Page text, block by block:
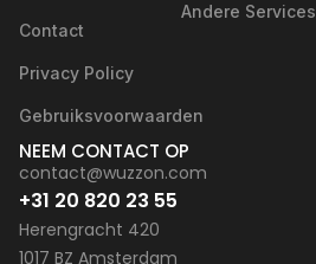
Contact
Privacy Policy
Gebruiksvoorwaarden
Andere Services
NEEM CONTACT OP
contact@wuzzon.com
+31 20 820 23 55
Herengracht 420
1017 BZ Amsterdam